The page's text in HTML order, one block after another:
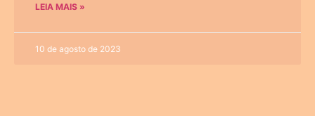
LEIA MAIS »
10 de agosto de 2023